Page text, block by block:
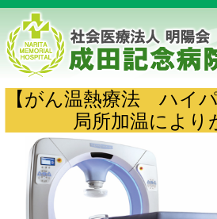
【がん温熱療法 ハイ
局所加温により